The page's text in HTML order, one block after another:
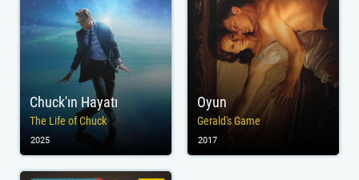
Chuck'ın Hayatı
The Life of Chuck
2025
Oyun
Gerald's Game
2017